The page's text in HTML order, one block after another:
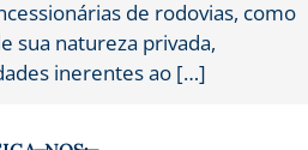
de rodovias, como
sua natureza privada,
inerentes ao […]